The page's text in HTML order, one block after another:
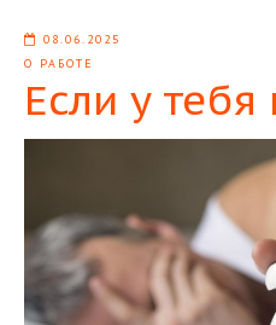
08.06.2025
О РАБОТЕ
Если у